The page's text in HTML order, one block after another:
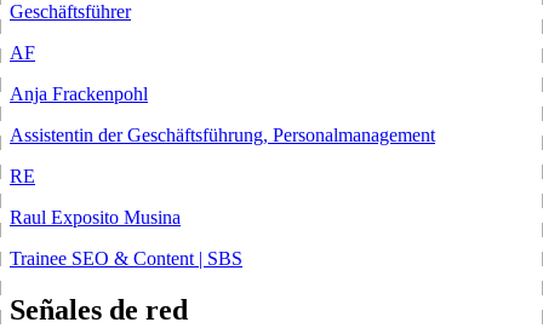
Geschäftsführer
AF
Anja Frackenpohl
Assistentin der Geschäftsführung, Personalmanagement
RE
Raul Exposito Musina
Trainee SEO & Content | SBS
Señales de red